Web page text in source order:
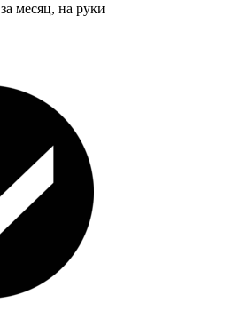
за месяц, на руки